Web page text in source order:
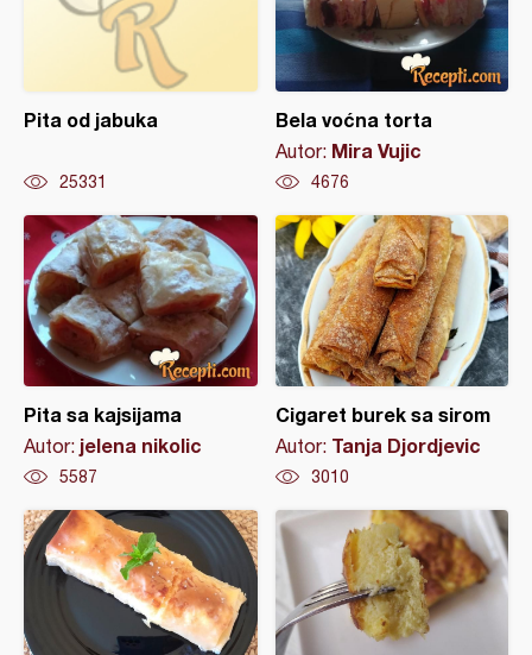
Pita od jabuka
25331
Bela voćna torta
Autor: Mira Vujic
4676
Pita sa kajsijama
Autor: jelena nikolic
5587
Cigaret burek sa sirom
Autor: Tanja Djordjevic
3010